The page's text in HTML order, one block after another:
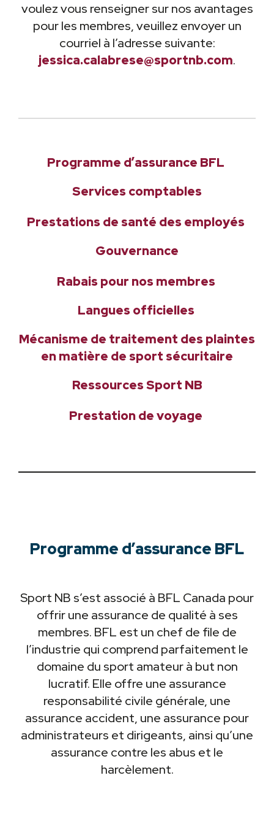
voulez vous renseigner sur nos avantages
pour les membres, veuillez envoyer un
courriel à l’adresse suivante:
jessica.calabrese@sportnb.com.
Programme d’assurance BFL
Services comptables
Prestations de santé des employés
Gouvernance
Rabais pour nos membres
Langues officielles
Mécanisme de traitement des plaintes
en matière de sport sécuritaire
Ressources Sport NB
Prestation de voyage
Programme d’assurance BFL
Sport NB s’est associé à BFL Canada pour
offrir une assurance de qualité à ses
membres. BFL est un chef de file de
l’industrie qui comprend parfaitement le
domaine du sport amateur à but non
lucratif. Elle offre une assurance
responsabilité civile générale, une
assurance accident, une assurance pour
administrateurs et dirigeants, ainsi qu’une
assurance contre les abus et le
harcèlement.